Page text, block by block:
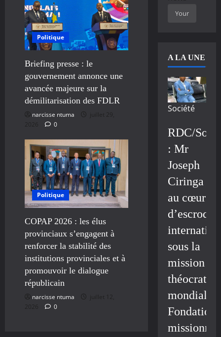
Politique
Briefing presse : le
gouvernement annonce une
avancée majeure sur la
démilitarisation des FDLR
narcisse ntuma
juillet 29,
2026
0
Politique
COPAP 2026 : les élus
provinciaux s’engagent à
renforcer la stabilité des
institutions provinciales et à
promouvoir le dialogue
républicain
narcisse ntuma
juillet 12,
2026
0
A LA UNE
Société
RDC/
: Mr
Joseph
Ciringa
au cœur
sous la
mission
mondiale/
Fondation